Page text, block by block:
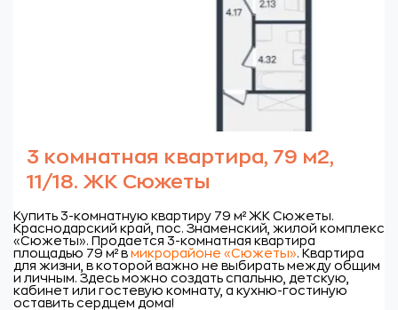
3 комнатная квартира, 79 м2,
11/18. ЖК Сюжеты
Купить 3-комнатную квартиру 79 м² ЖК Сюжеты.
Краснодарский край, пос. Знаменский, жилой комплекс
«Сюжеты». Продается 3-комнатная квартира
площадью 79 м² в микрорайоне «Сюжеты». Квартира
для жизни, в которой важно не выбирать между общим
и личным. Здесь можно создать спальню, детскую,
кабинет или гостевую комнату, а кухню-гостиную
оставить сердцем дома!